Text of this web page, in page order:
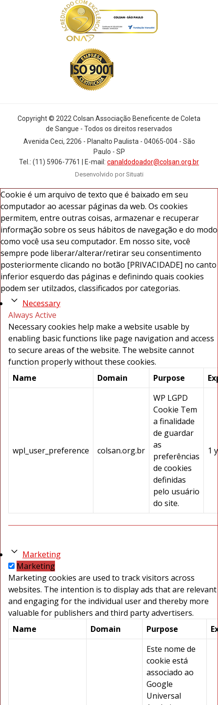
Copyright © 2022 Colsan Associação Beneficente de Coleta
de Sangue - Todos os direitos reservados
Avenida Ceci, 2206 - Planalto Paulista - 04065-004 - São
Paulo - SP
Tel.: (11) 5906-7761 | E-mail: canaldodoador@colsan.org.br
Desenvolvido por Situati
Cookie é um arquivo de texto que é baixado em seu
computador ao acessar páginas da web. Os cookies
permitem, entre outras coisas, armazenar e recuperar
informação sobre os seus hábitos de navegação e do modo
como você usa seu computador. Em nosso site, você
sempre pode liberar/alterar/retirar seu consentimento
posteriormente clicando no botão [PRIVACIDADE] no canto
inferior esquerdo das páginas e definindo quais cookies
podem ser utilzados, classificados por categorias.
Necessary
Always Active
Necessary cookies help make a website usable by
enabling basic functions like page navigation and access
to secure areas of the website. The website cannot
function properly without these cookies.
Name
Domain Purpose
wpl_user_preference colsan.org.br
WP LGPD
Cookie Tem
a finalidade
de guardar
as
preferências
de cookies
definidas
pelo usuário
do site.
1
Marketing
Marketing
Marketing cookies are used to track visitors across
websites. The intention is to display ads that are relevant
and engaging for the individual user and thereby more
valuable for publishers and third party advertisers.
Name
Domain Purpose
Este nome de
cookie está
associado ao
Google
Universal